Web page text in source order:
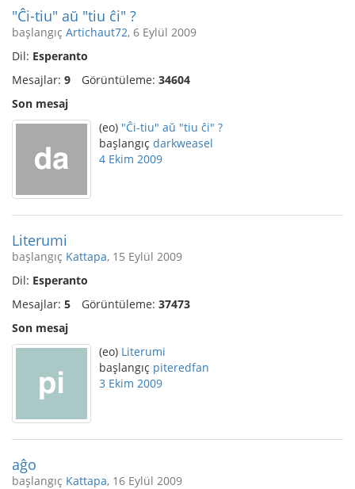
"Ĉi-tiu" aŭ "tiu ĉi" ?
başlangıç Artichaut72, 6 Eylül 2009
Dil: Esperanto
Mesajlar: 9 Görüntüleme: 34604
Son mesaj
(eo) "Ĉi-tiu" aŭ "tiu ĉi" ?
başlangıç darkweasel
4 Ekim 2009
Literumi
başlangıç Kattapa, 15 Eylül 2009
Dil: Esperanto
Mesajlar: 5 Görüntüleme: 37473
Son mesaj
(eo) Literumi
başlangıç piteredfan
3 Ekim 2009
aĝo
başlangıç Kattapa, 16 Eylül 2009